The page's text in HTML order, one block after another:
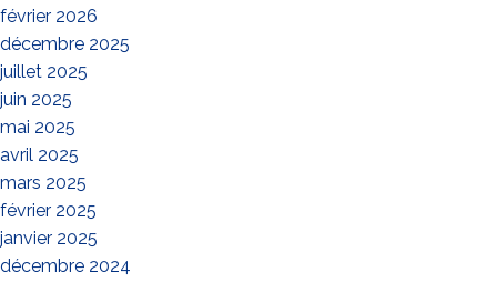
février 2026
décembre 2025
juillet 2025
juin 2025
mai 2025
avril 2025
mars 2025
février 2025
janvier 2025
décembre 2024